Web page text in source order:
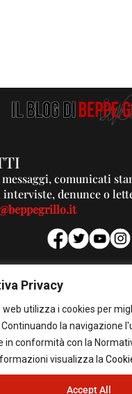
Privacy
web utilizza i cookies per
la navigazione
in conformità con la
visualizza la
Accept All
comunicati
denunce o
Per la tua
- Il Blog di Beppe Grillo. All